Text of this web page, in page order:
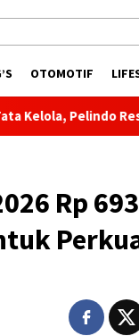
OTOMOTIF
Resmi Angkat
Rp 693